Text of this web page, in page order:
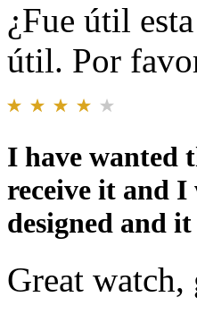
¿Fue útil
útil. Por
I have wanted
receive it and I
designed and
Great